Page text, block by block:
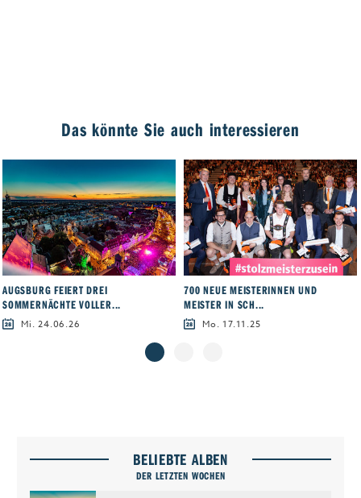
Das könnte Sie auch interessieren
AUGSBURG FEIERT DREI
SOMMERNÄCHTE VOLLER...
Mi. 24.06.26
700 NEUE MEISTERINNEN UND
MEISTER IN SCH...
Mo. 17.11.25
BELIEBTE ALBEN
DER LETZTEN WOCHEN